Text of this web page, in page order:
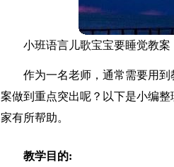
小班语言儿歌宝宝要睡觉教案
作为一名老师，通常需要用
案做到重点突出呢？以下是小编
家有所帮助。
教学目的: